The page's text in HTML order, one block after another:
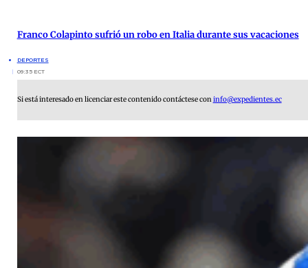
Franco Colapinto sufrió un robo en Italia durante sus vacaciones
DEPORTES
09:35 ECT
Si está interesado en licenciar este contenido contáctese coninfo@expedientes.ec